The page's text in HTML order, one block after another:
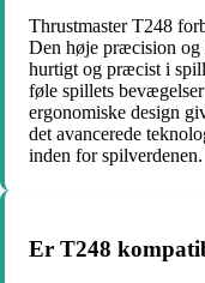
Thrustmaster T248
Den høje præcision og
hurtigt og præcist i
føle spillets
ergonomiske design
det avancerede
inden for spilverdenen.
Er T248